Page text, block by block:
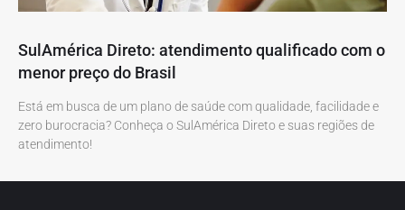
SulAmérica Direto: atendimento qualificado com o
menor preço do Brasil
Está em busca de um plano de saúde com qualidade, facilidade e
zero burocracia? Conheça o SulAmérica Direto e suas regiões de
atendimento!